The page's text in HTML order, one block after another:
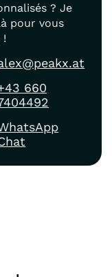
? Je
pour vous
!
660